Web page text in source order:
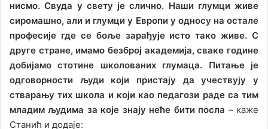
нисмо. Свуда у свету је слично. Наши глумци живе
сиромашно, али и глумци у Европи у односу на остале
професије где се боље зарађује исто тако живе. С
друге стране, имамо безброј академија, сваке године
добијамо стотине школованих глумаца. Питање је
одговорности људи који пристају да учествују у
стварању тих школа и који као педагози раде са тим
младим људима за које знају неће бити посла – каже
Станић и додаје: